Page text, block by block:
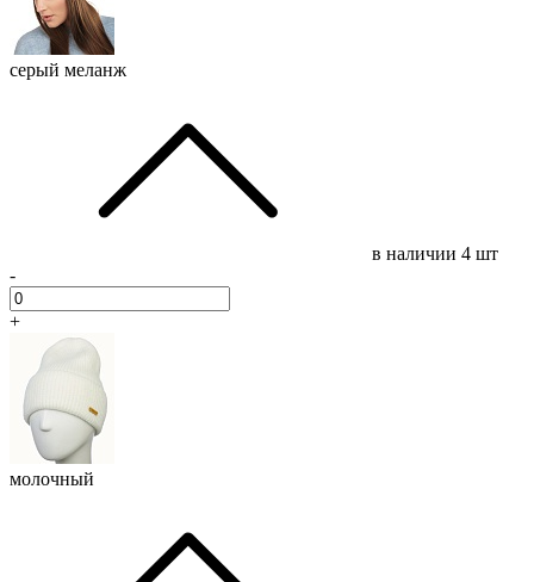
серый меланж
в наличии 4 шт
-
+
молочный